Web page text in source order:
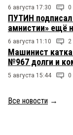
6 августа 17:30 0
ПУТИН подписал
амнистии» ещё
6 августа 11:10 2
Машинист
№967 долги и
5 августа 15:44 0
Все новости →